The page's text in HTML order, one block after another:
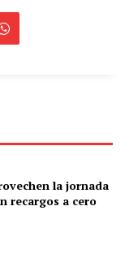
la jornada
recargos a cero